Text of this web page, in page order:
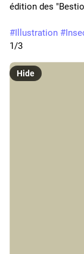
édition des
#Illustration #
1/3
Hide